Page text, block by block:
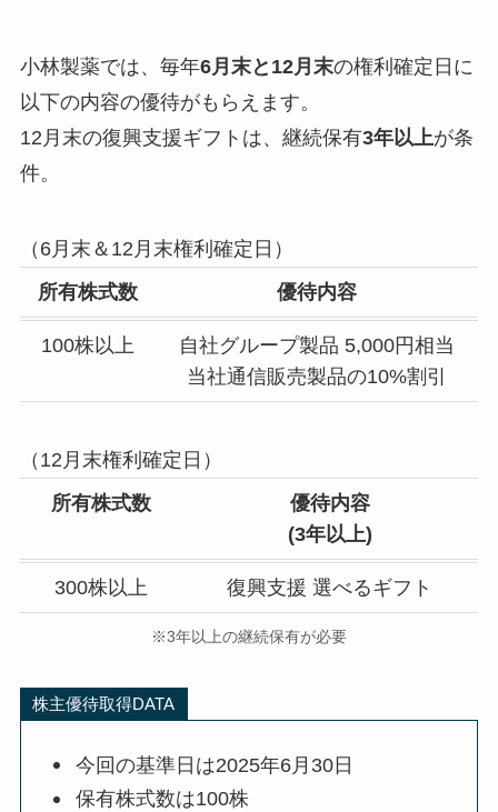
小林製薬では、毎年6月末と12月末の権利確定日に
以下の内容の優待がもらえます。
12月末の復興支援ギフトは、継続保有3年以上が条
件。
（6月末＆12月末権利確定日）
所有株式数
優待内容
100株以上
自社グループ製品 5,000円相当
当社通信販売製品の10%割引
（12月末権利確定日）
所有株式数
優待内容
(3年以上)
300株以上 復興支援 選べるギフト
※3年以上の継続保有が必要
株主優待取得DATA
今回の基準日は2025年6月30日
保有株式数は100株